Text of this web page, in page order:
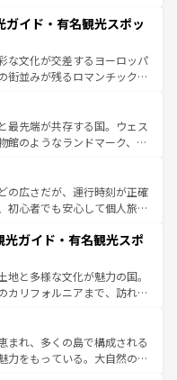
候が異なるスペインはその個
い。
る。華麗な宮殿、歴史的な大
豊かな自然が、訪れる者を心
スは美食の国としても知ら
無形文化遺産にも登録されて
彩な楽しみ方が可能だ。さ
力が溢れており、どの街角に
ている。パリ以外の個性あふ
ガイド・有名観光スポッ
な文化が交差するヨーロッパ
街並みが残るロマンチック街
ても飽きることがない。ベ
ルン州のアルプスの絶景、そ
といった風景は必見。ビール
しい。 なお、新着の
を参照してほしい。
最先端が共存する国。ウェス
館のようなランドマーク、歴
また、優雅なアフタヌーン
らない英国パブ、サッカー観
る体験も豊富。イギリスを旅
の広さだが、運行時刻が正確
初心者でも安心して個人旅行
スイスならではのユニークな
けでなく町歩きも満喫する
いため物価も高いが、旅行
ビスもあり、うまく活用すれ
ガイド・有名観光スポ
と多様な文化が魅力の国。
カリフォルニアまで、訪れる
ョッピング、エンターテイ
スポットだ。一方、アメリカ
ランドキャニオンやイエロー
まれ、多くの島で構成される
力をもっている。大自然の神